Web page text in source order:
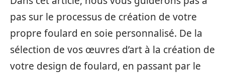
pas sur le processus de création de votre
propre foulard en soie personnalisé. De la
sélection de vos œuvres d’art à la création de
votre design de foulard, en passant par le